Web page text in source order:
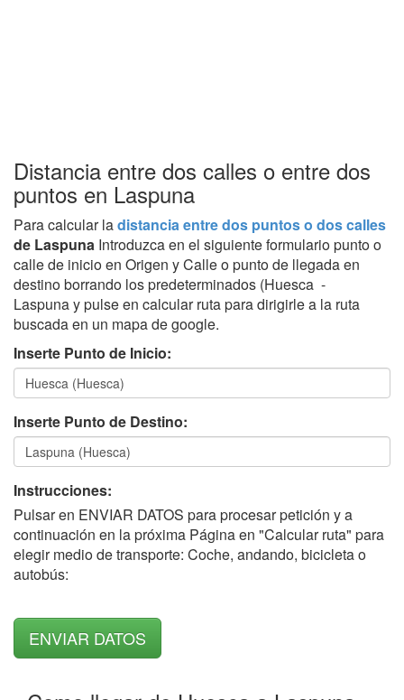
Distancia entre dos calles o entre dos
puntos en Laspuna
Para calcular ladistancia entre dos puntos o dos calles
de Laspuna Introduzca en el siguiente formulario punto o
calle de inicio en Origen y Calle o punto de llegada en
destino borrando los predeterminados (Huesca -
Laspuna y pulse en calcular ruta para dirigirle a la ruta
buscada en un mapa de google.
Inserte Punto de Inicio:
Inserte Punto de Destino:
Instrucciones:
Pulsar en ENVIAR DATOS para procesar petición y a
continuación en la próxima Página en "Calcular ruta" para
elegir medio de transporte: Coche, andando, bicicleta o
autobús: